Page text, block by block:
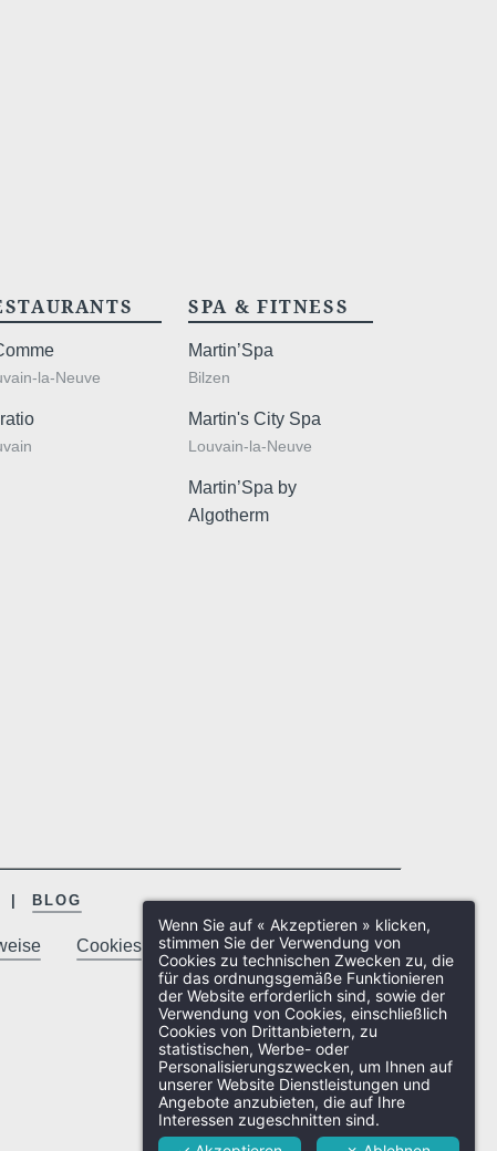
la-Neuve
SPA & FITNESS
Martin’Spa
Bilzen
Martin's City Spa
Louvain-la-Neuve
Martin’Spa by
Algotherm
BLOG
Cookies
Wenn Sie auf « Akzeptieren » klicken,
stimmen Sie der Verwendung von
Cookies zu technischen Zwecken zu, die
für das ordnungsgemäße Funktionieren
der Website erforderlich sind, sowie der
Verwendung von Cookies, einschließlich
Cookies von Drittanbietern, zu
statistischen, Werbe- oder
Personalisierungszwecken, um Ihnen auf
unserer Website Dienstleistungen und
Angebote anzubieten, die auf Ihre
Interessen zugeschnitten sind.